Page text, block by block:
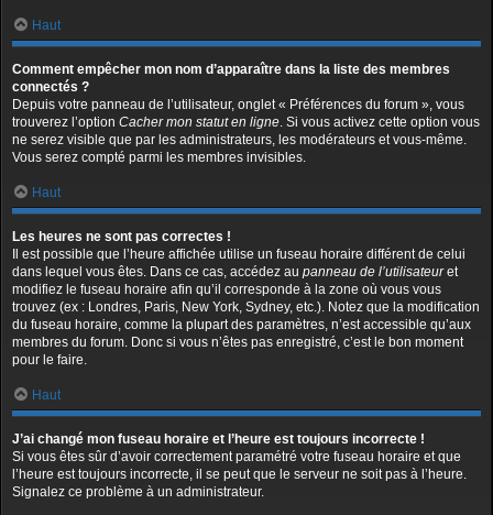
Haut
Comment empêcher mon nom d’apparaître dans la liste des membres
connectés ?
Depuis votre panneau de l’utilisateur, onglet « Préférences du forum », vous
trouverez l’option Cacher mon statut en ligne. Si vous activez cette option vous
ne serez visible que par les administrateurs, les modérateurs et vous-même.
Vous serez compté parmi les membres invisibles.
Haut
Les heures ne sont pas correctes !
Il est possible que l’heure affichée utilise un fuseau horaire différent de celui
dans lequel vous êtes. Dans ce cas, accédez au panneau de l’utilisateuret
modifiez le fuseau horaire afin qu’il corresponde à la zone où vous vous
trouvez (ex : Londres, Paris, New York, Sydney, etc.). Notez que la modification
du fuseau horaire, comme la plupart des paramètres, n’est accessible qu’aux
membres du forum. Donc si vous n’êtes pas enregistré, c’est le bon moment
pour le faire.
Haut
J’ai changé mon fuseau horaire et l’heure est toujours incorrecte !
Si vous êtes sûr d’avoir correctement paramétré votre fuseau horaire et que
l’heure est toujours incorrecte, il se peut que le serveur ne soit pas à l’heure.
Signalez ce problème à un administrateur.